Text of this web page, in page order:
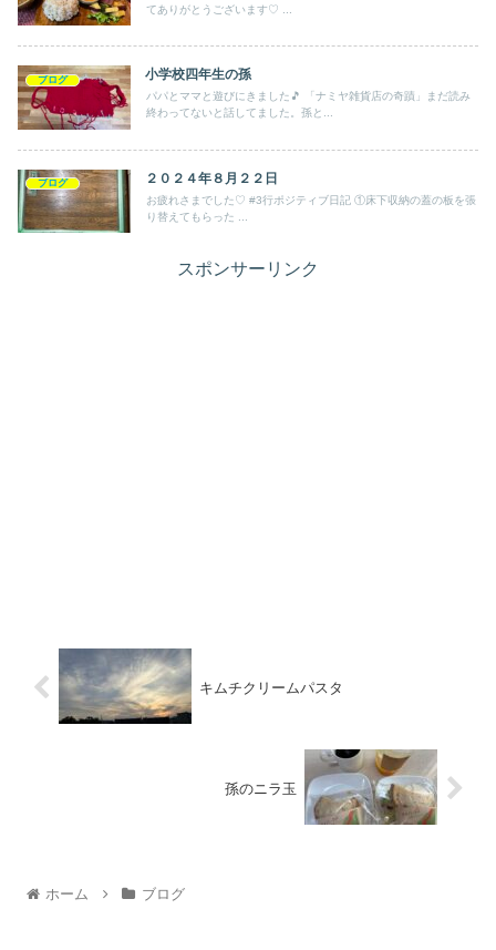
てありがとうございます♡ ...
ブログ 小学校四年生の孫
パパとママと遊びにきました🎵 「ナミヤ雑貨店の奇蹟」まだ読み
終わってないと話してました。孫と...
ブログ ２０２４年８月２２日
お疲れさまでした♡ #3行ポジティブ日記 ①床下収納の蓋の板を張
り替えてもらった ...
スポンサーリンク
キムチクリームパスタ
孫のニラ玉
ホーム ブログ